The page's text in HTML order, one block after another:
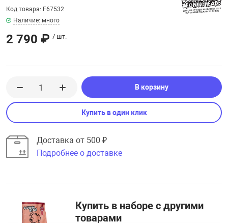
Код товара: F67532
Наличие: много
2 790 ₽ / шт.
В корзину
Купить в один клик
Доставка от 500 ₽
Подробнее о доставке
Купить в наборе с другими
товарами